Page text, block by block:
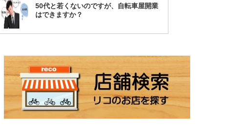
50代と若くないのですが、自転車屋開業
はできますか？